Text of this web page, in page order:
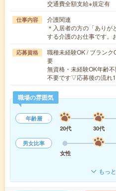
交通費全額支給※規定有
仕事内容
介護関連
＊入居者の方の「あり
する介護のお仕事です
応募資格
職種未経験OK / ブラン
要
無資格・未経験OK年齢
不要です▽応募後の流れ
職場の雰囲気
年齢層
20代
30代
男女比率
女性
もっ